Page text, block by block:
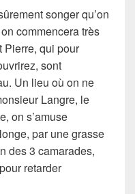
songer qu’on
commencera très
Pierre, qui pour
sont
Un lieu où on ne
Langre, le
on s’amuse
par une grasse
des 3 camarades,
retarder